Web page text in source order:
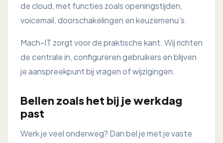
de cloud, met functies zoals openingstijden,
voicemail, doorschakelingen en keuzemenu’s.
Mach-IT zorgt voor de praktische kant. Wij richten
de centrale in, configureren gebruikers en blijven
je aanspreekpunt bij vragen of wijzigingen.
Bellen zoals het bij je werkdag
past
Werk je veel onderweg? Dan bel je met je vaste